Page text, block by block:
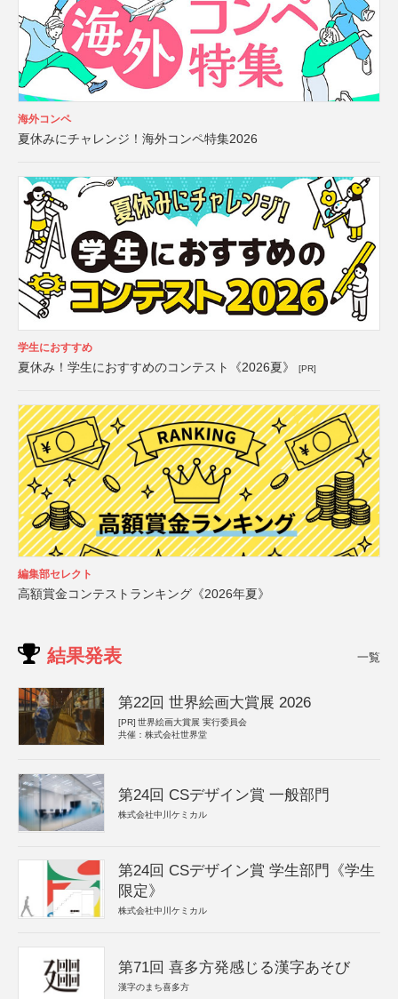
海外コンペ
夏休みにチャレンジ！海外コンペ特集2026
学生におすすめ
夏休み！学生におすすめのコンテスト《2026夏》 [PR]
編集部セレクト
高額賞金コンテストランキング《2026年夏》
結果発表 一覧
第22回 世界絵画大賞展 2026
[PR] 世界絵画大賞展 実行委員会
共催：株式会社世界堂
第24回 CSデザイン賞 一般部門
株式会社中川ケミカル
第24回 CSデザイン賞 学生部門《学生
限定》
株式会社中川ケミカル
第71回 喜多方発感じる漢字あそび
漢字のまち喜多方